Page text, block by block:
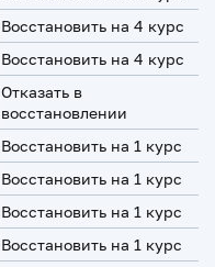
Восстановить на 4 курс
Восстановить на 4 курс
Отказать в
восстановлении
Восстановить на 1 курс
Восстановить на 1 курс
Восстановить на 1 курс
Восстановить на 1 курс